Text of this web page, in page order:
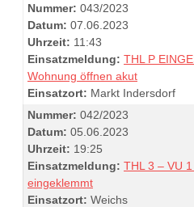
Nummer: 043/2023
Datum: 07.06.2023
Uhrzeit: 11:43
Einsatzmeldung: THL P
Wohnung öffnen akut
Einsatzort: Markt Indersdorf
Nummer: 042/2023
Datum: 05.06.2023
Uhrzeit: 19:25
Einsatzmeldung: THL 3 – VU
eingeklemmt
Einsatzort: Weichs